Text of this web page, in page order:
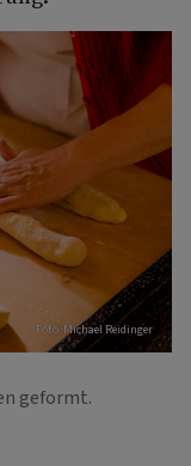
Foto: Michael Reidinger
geformt.